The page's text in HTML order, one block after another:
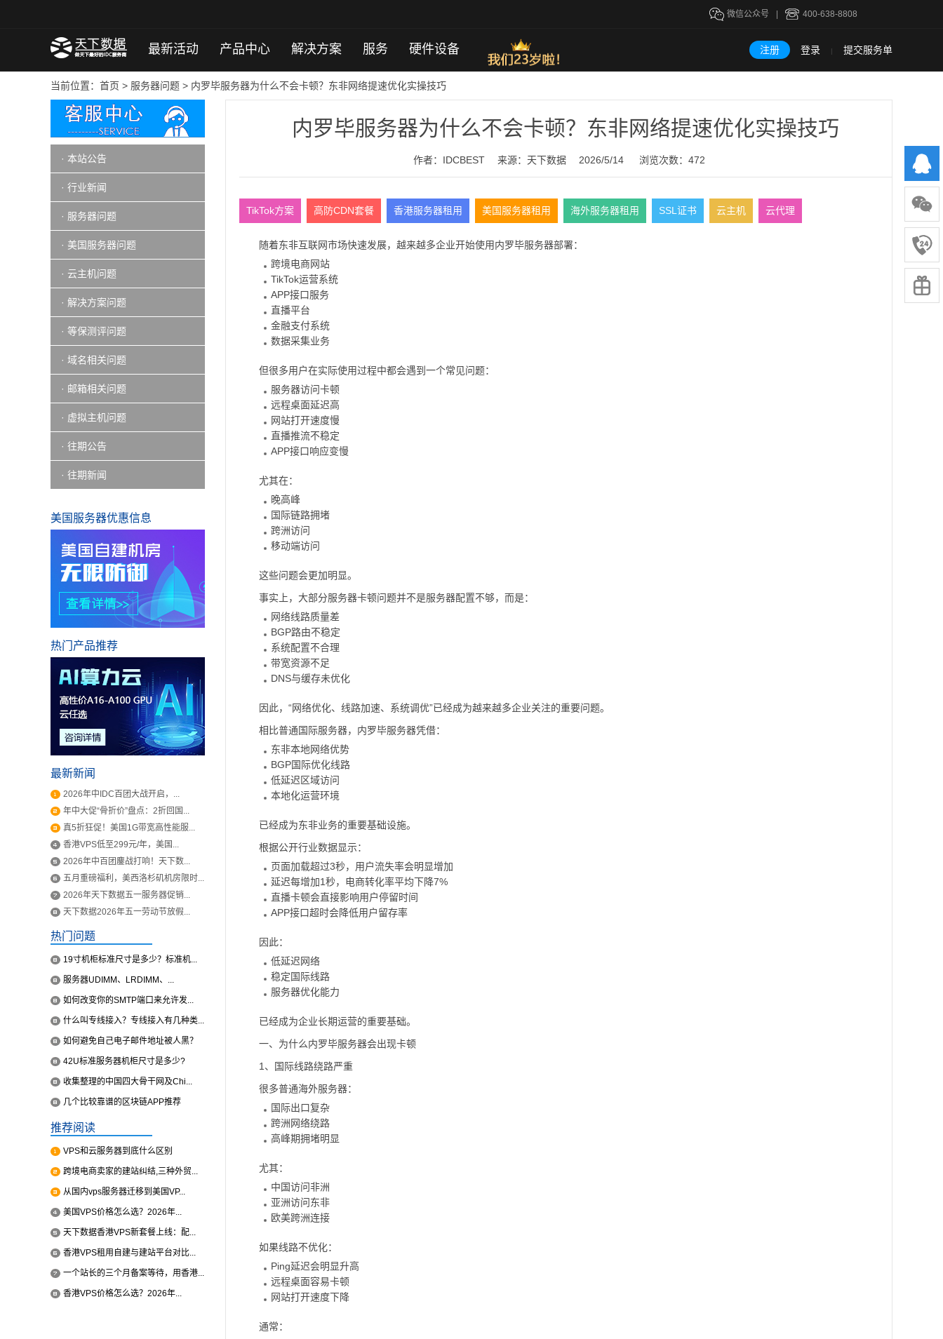
400-638-8808
微信公众号
最新活动 产品中心 解决方案 服务 硬件设备 注册 登录 | 提交服务单
当前位置： 首页 > 服务器问题 > 内罗毕服务器为什么不会卡顿？东非网络提速优化实操技巧
· 本站公告
· 行业新闻
· 服务器问题
· 美国服务器问题
· 云主机问题
· 解决方案问题
· 等保测评问题
· 域名相关问题
· 邮箱相关问题
· 虚拟主机问题
· 往期公告
· 往期新闻
美国服务器优惠信息
热门产品推荐
最新新闻
2026年中IDC百团大战开启，...
年中大促“骨折价”盘点：2折回国...
真5折狂促！美国1G带宽高性能服...
香港VPS低至299元/年，美国...
2026年中百团鏖战打响！天下数...
五月重磅福利，美西洛杉矶机房限时...
2026年天下数据五一服务器促销...
天下数据2026年五一劳动节放假...
热门问题
19寸机柜标准尺寸是多少？标准机...
服务器UDIMM、LRDIMM、...
如何改变你的SMTP端口来允许发...
什么叫专线接入？专线接入有几种类...
如何避免自己电子邮件地址被人黑？
42U标准服务器机柜尺寸是多少?
收集整理的中国四大骨干网及Chi...
几个比较靠谱的区块链APP推荐
推荐阅读
VPS和云服务器到底什么区别
跨境电商卖家的建站纠结,三种外贸...
从国内vps服务器迁移到美国VP...
美国VPS价格怎么选？2026年...
天下数据香港VPS新套餐上线：配...
香港VPS租用自建与建站平台对比...
一个站长的三个月备案等待，用香港...
香港VPS价格怎么选？2026年...
内罗毕服务器为什么不会卡顿？东非网络提速优化实操技巧
作者：IDCBEST 来源： 天下数据 2026/5/14 浏览次数：472
TikTok方案 高防CDN套餐 香港服务器租用 美国服务器租用 海外服务器租用 SSL证书 云主机 云代理
随着东非互联网市场快速发展，越来越多企业开始使用内罗毕服务器部署：
跨境电商网站
TikTok运营系统
APP接口服务
直播平台
金融支付系统
数据采集业务
但很多用户在实际使用过程中都会遇到一个常见问题：
服务器访问卡顿
远程桌面延迟高
网站打开速度慢
直播推流不稳定
APP接口响应变慢
尤其在：
晚高峰
国际链路拥堵
跨洲访问
移动端访问
这些问题会更加明显。
事实上，大部分服务器卡顿问题并不是服务器配置不够，而是：
网络线路质量差
BGP路由不稳定
系统配置不合理
带宽资源不足
DNS与缓存未优化
因此，“网络优化、线路加速、系统调优”已经成为越来越多企业关注的重要问题。
相比普通国际服务器，内罗毕服务器凭借：
东非本地网络优势
BGP国际优化线路
低延迟区域访问
本地化运营环境
已经成为东非业务的重要基础设施。
根据公开行业数据显示：
页面加载超过3秒，用户流失率会明显增加
延迟每增加1秒，电商转化率平均下降7%
直播卡顿会直接影响用户停留时间
APP接口超时会降低用户留存率
因此：
低延迟网络
稳定国际线路
服务器优化能力
已经成为企业长期运营的重要基础。
一、为什么内罗毕服务器会出现卡顿
1、国际线路绕路严重
很多普通海外服务器：
国际出口复杂
跨洲网络绕路
高峰期拥堵明显
尤其：
中国访问非洲
亚洲访问东非
欧美跨洲连接
如果线路不优化：
Ping延迟会明显升高
远程桌面容易卡顿
网站打开速度下降
通常：